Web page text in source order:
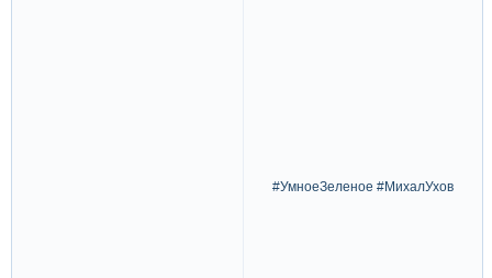
#УмноеЗеленое #МихалУхов